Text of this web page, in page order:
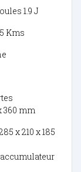
1.9 J
Kms
360 mm
x 210 x 185